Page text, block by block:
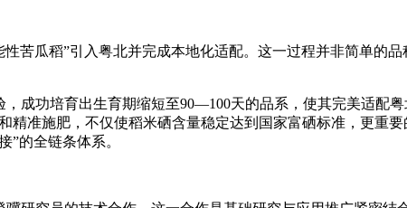
瓜稻”引入粤北并完成本地化适配。这一过程并非简单的
功培育出生育期缩短至90—100天的品系，使其完美适配
精准施肥，不仅使稻米硒含量稳定达到国家富硒标准，更重
的全链条体系。